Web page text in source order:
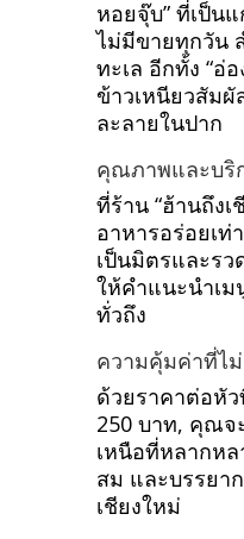
หอยจุ๊บ” ที่เป็น
ไม่มีขายทุกวัน
ทะเล อีกทั้ง “อ่
ข้าวเหนียวสัม
ละลายในปาก
คุณภาพและบริ
ที่ร้าน “ฮ้านถึงเ
อาหารอร่อยเ
เป็นมิตรและรว
ให้คำแนะนำเ
ทั่วถึง
ความคุ้มค่าที่ไ
ด้วยราคาต่อหัว
250 บาท, คุณจ
เหนือที่หลากหล
สม และบรรยา
เชียงใหม่